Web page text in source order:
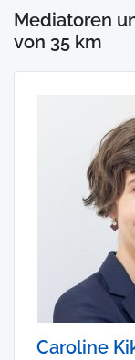
Mediatoren
von 35 km
Caroline